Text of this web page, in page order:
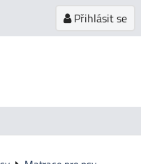
Přihlásit se